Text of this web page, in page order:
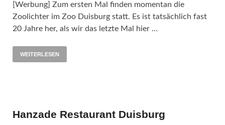
[Werbung] Zum ersten Mal finden momentan die
Zoolichter im Zoo Duisburg statt. Es ist tatsächlich fast
20 Jahre her, als wir das letzte Mal hier …
WEITERLESEN
Hanzade Restaurant Duisburg